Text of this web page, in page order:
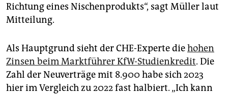
Richtung eines Nischenprodukts“, sagt Müller laut
Mitteilung.
Als Hauptgrund sieht der CHE-Experte diehohen
Zinsen beim Marktführer KfW-Studienkredit. Die
Zahl der Neuverträge mit 8.900 habe sich 2023
hier im Vergleich zu 2022 fast halbiert. „Ich kann